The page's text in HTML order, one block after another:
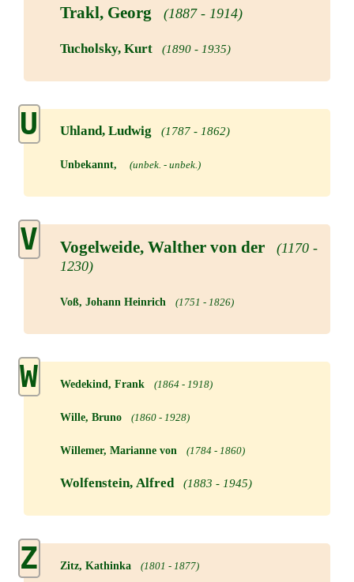
Trakl, Georg (1887 - 1914)
Tucholsky, Kurt (1890 - 1935)
U Uhland, Ludwig (1787 - 1862)
Unbekannt, (unbek. - unbek.)
V Vogelweide, Walther von der
(1170 -
1230)
Voß, Johann Heinrich (1751 - 1826)
W Wedekind, Frank (1864 - 1918)
Wille, Bruno (1860 - 1928)
Willemer, Marianne von (1784 - 1860)
Wolfenstein, Alfred (1883 - 1945)
Z Zitz, Kathinka (1801 - 1877)